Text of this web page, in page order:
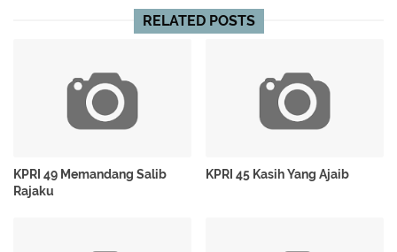
RELATED POSTS
KPRI 49 Memandang Salib
Rajaku
KPRI 45 Kasih Yang Ajaib